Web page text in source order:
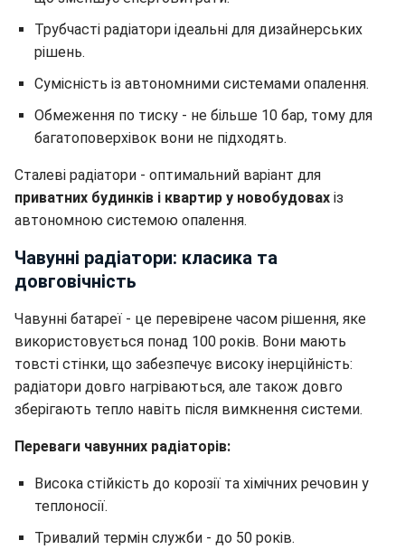
Трубчасті радіатори ідеальні для дизайнерських
рішень.
Сумісність із автономними системами опалення.
Обмеження по тиску - не більше 10 бар, тому для
багатоповерхівок вони не підходять.
Сталеві радіатори - оптимальний варіант для
приватних будинків і квартир у новобудовах із
автономною системою опалення.
Чавунні радіатори: класика та
довговічність
Чавунні батареї - це перевірене часом рішення, яке
використовується понад 100 років. Вони мають
товсті стінки, що забезпечує високу інерційність:
радіатори довго нагріваються, але також довго
зберігають тепло навіть після вимкнення системи.
Переваги чавунних радіаторів:
Висока стійкість до корозії та хімічних речовин у
теплоносії.
Тривалий термін служби - до 50 років.